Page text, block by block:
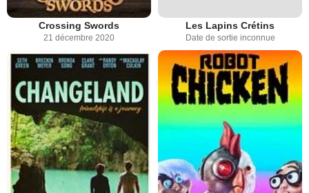
Crossing Swords
21 décembre 2020
Les Lapins Crétins
Date de sortie inconnue